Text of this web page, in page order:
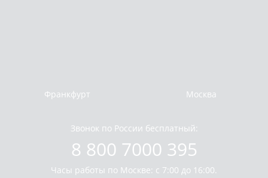
Франкфурт
Звонок по России бесплатный:
8 800 7000 395
Часы работы по Москве: с 7:00 до 16:00.
Москва